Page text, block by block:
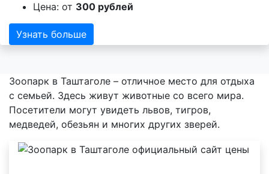
Цена: от 300 рублей
Узнать больше
Зоопарк в Таштаголе – отличное место для отдыха
с семьей. Здесь живут животные со всего мира.
Посетители могут увидеть львов, тигров,
медведей, обезьян и многих других зверей.